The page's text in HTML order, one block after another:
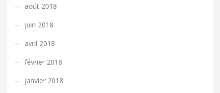
août 2018
juin 2018
avril 2018
février 2018
janvier 2018